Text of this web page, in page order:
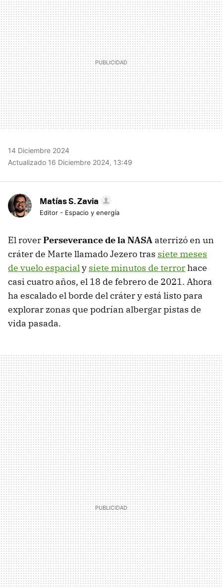
MAIL
14 Diciembre 2024
Actualizado 16 Diciembre 2024, 13:49
Matías S. Zavia
Editor - Espacio y energía
El roverPerseverance de la NASA aterrizó en un
cráter de Marte llamado Jezero tras siete meses
de vuelo espacialy siete minutos de terrorhace
casi cuatro años, el 18 de febrero de 2021. Ahora
ha escalado el borde del cráter y está listo para
explorar zonas que podrían albergar pistas de
vida pasada.